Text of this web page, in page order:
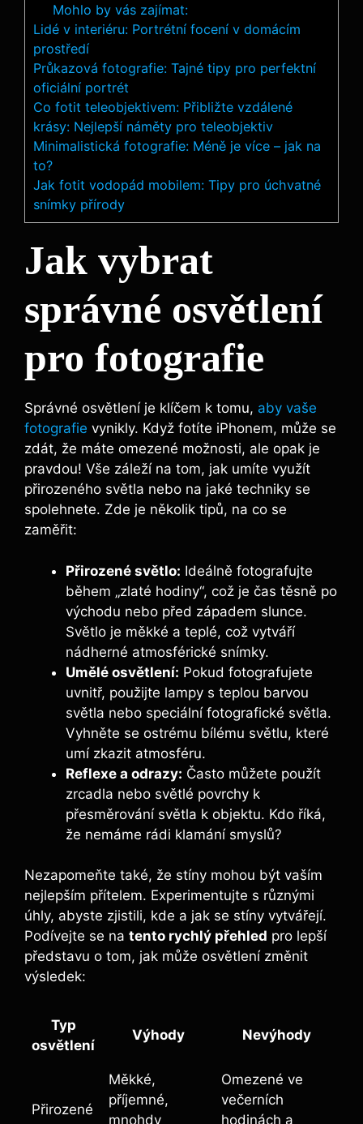
Mohlo by vás zajímat:
Lidé v interiéru: Portrétní focení v domácím
prostředí
Průkazová fotografie: Tajné tipy pro perfektní
oficiální portrét
Co fotit teleobjektivem: Přibližte vzdálené
krásy: Nejlepší náměty pro teleobjektiv
Minimalistická fotografie: Méně je více – jak na
to?
Jak fotit vodopád mobilem: Tipy pro úchvatné
snímky přírody
Jak vybrat
správné osvětlení
pro fotografie
Správné osvětlení je klíčem k tomu, aby vaše
fotografie vynikly. Když fotíte iPhonem, může se
zdát, že máte omezené možnosti, ale opak je
pravdou! Vše záleží na tom, jak umíte využít
přirozeného světla nebo na jaké techniky se
spolehnete. Zde je několik tipů, na co se
zaměřit:
Přirozené světlo: Ideálně fotografujte
během „zlaté hodiny“, což je čas těsně po
východu nebo před západem slunce.
Světlo je měkké a teplé, což vytváří
nádherné atmosférické snímky.
Umělé osvětlení: Pokud fotografujete
uvnitř, použijte lampy s teplou barvou
světla nebo speciální fotografické světla.
Vyhněte se ostrému bílému světlu, které
umí zkazit atmosféru.
Reflexe a odrazy: Často můžete použít
zrcadla nebo světlé povrchy k
přesměrování světla k objektu. Kdo říká,
že nemáme rádi klamání smyslů?
Nezapomeňte také, že stíny mohou být vaším
nejlepším přítelem. Experimentujte s různými
úhly, abyste zjistili, kde a jak se stíny vytvářejí.
Podívejte se na tento rychlý přehled pro lepší
představu o tom, jak může osvětlení změnit
výsledek:
Typ
osvětlení
Výhody Nevýhody
Přirozené
Měkké,
příjemné,
mnohdy
Omezené ve
večerních
hodinách a